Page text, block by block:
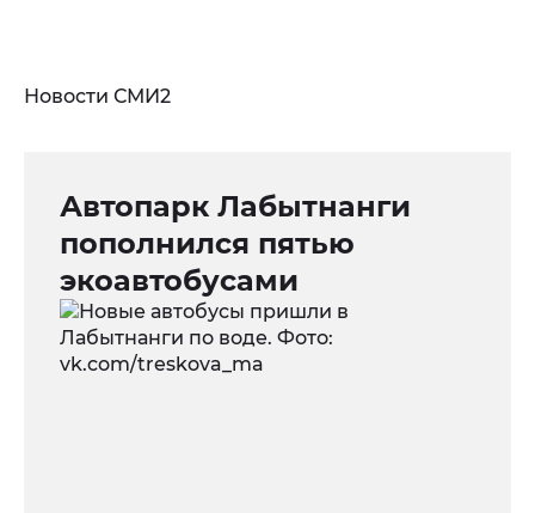
Новости СМИ2
Автопарк Лабытнанги
пополнился пятью
экоавтобусами